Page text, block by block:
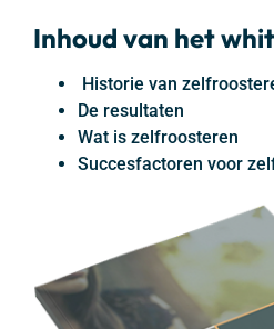
Inhoud van het
Historie van
De resultaten
Wat is zelfroosteren
Succesfactoren voor